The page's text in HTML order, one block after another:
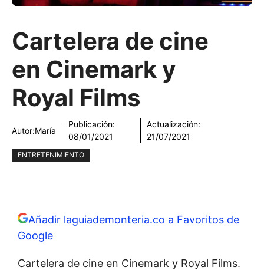
Cartelera de cine
en Cinemark y
Royal Films
Autor:María
Publicación:
08/01/2021
Actualización:
21/07/2021
ENTRETENIMIENTO
Añadir laguiademonteria.co a Favoritos de
Google
Cartelera de cine en Cinemark y Royal Films.